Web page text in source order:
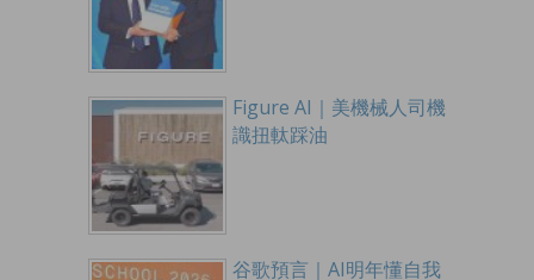
Figure AI｜美機械人司機
識扭軚踩油
谷歌預言｜AI明年懂自我